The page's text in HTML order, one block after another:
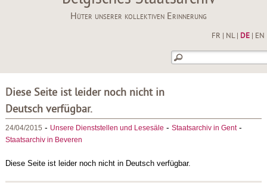
Hüter unserer kollektiven Erinnerung
FR NL| DE| EN
Diese Seite ist leider noch nicht in
Deutsch verfügbar.
24/04/2015 - Unsere Dienststellen und Lesesäle - Staatsarchiv in Gent-
Staatsarchiv in Beveren
Diese Seite ist leider noch nicht in Deutsch verfügbar.